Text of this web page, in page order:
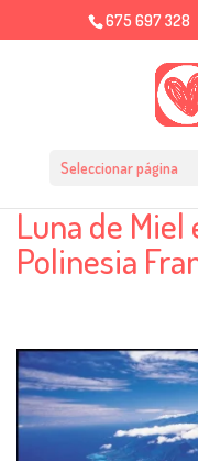
675 697 328
Seleccionar página
Luna de Miel
Polinesia